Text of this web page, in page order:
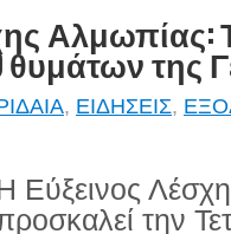
Αλμωπίας:
της
, ΕΙΔΗΣΕΙΣ,
Εύξεινος
την